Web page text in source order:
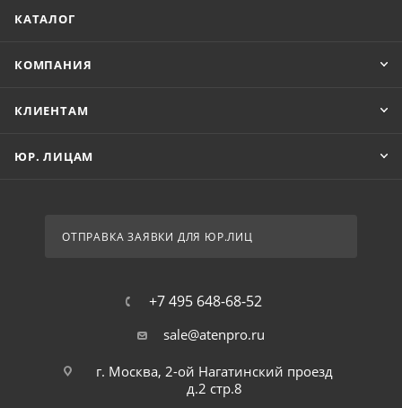
КАТАЛОГ
КОМПАНИЯ
КЛИЕНТАМ
ЮР. ЛИЦАМ
ОТПРАВКА ЗАЯВКИ ДЛЯ ЮР.ЛИЦ
+7 495 648-68-52
sale@atenpro.ru
г. Москва, 2-ой Нагатинский проезд
д.2 стр.8